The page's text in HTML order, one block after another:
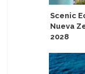
Scenic
Nueva
2028